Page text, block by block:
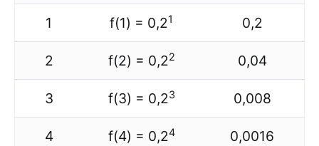
1 f(1) = 0,21 0,2
2 f(2) = 0,22 0,04
3 f(3) = 0,23 0,008
4 f(4) = 0,24 0,0016